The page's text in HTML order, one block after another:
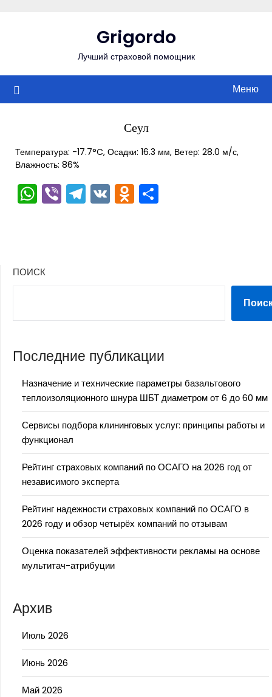
Grigordo
Лучший страховой помощник
Меню
Сеул
Температура: -17.7°C, Осадки: 16.3 мм, Ветер: 28.0 м/с,
Влажность: 86%
WhatsApp
ViberTelegram
VKOdnoklassniki
ПОИСК
Последние публикации
Назначение и технические параметры базальтового
теплоизоляционного шнура ШБТ диаметром от 6 до 60 мм
Сервисы подбора клининговых услуг: принципы работы и
функционал
Рейтинг страховых компаний по ОСАГО на 2026 год от
независимого эксперта
Рейтинг надежности страховых компаний по ОСАГО в
2026 году и обзор четырёх компаний по отзывам
Оценка показателей эффективности рекламы на основе
мультитач-атрибуции
Архив
Июль 2026
Июнь 2026
Май 2026